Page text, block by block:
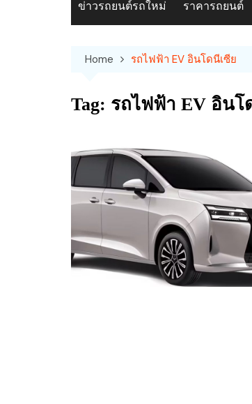
ข่าวรถยนต์รถใหม่ ราคารถยนต์
Home รถไฟฟ้า EV อินโดนีเซีย
Tag: รถไฟฟ้า EV อินโ